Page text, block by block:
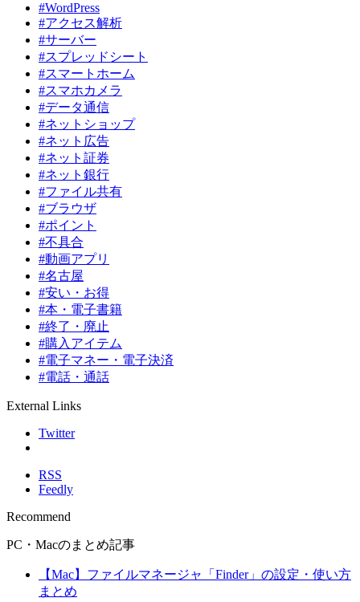
#WordPress
#アクセス解析
#サーバー
#スプレッドシート
#スマートホーム
#スマホカメラ
#データ通信
#ネットショップ
#ネット広告
#ネット証券
#ネット銀行
#ファイル共有
#ブラウザ
#ポイント
#不具合
#動画アプリ
#名古屋
#安い・お得
#本・電子書籍
#終了・廃止
#購入アイテム
#電子マネー・電子決済
#電話・通話
External Links
Twitter
RSS
Feedly
Recommend
PC・Macのまとめ記事
【Mac】ファイルマネージャ「Finder」の設定・使い方
まとめ